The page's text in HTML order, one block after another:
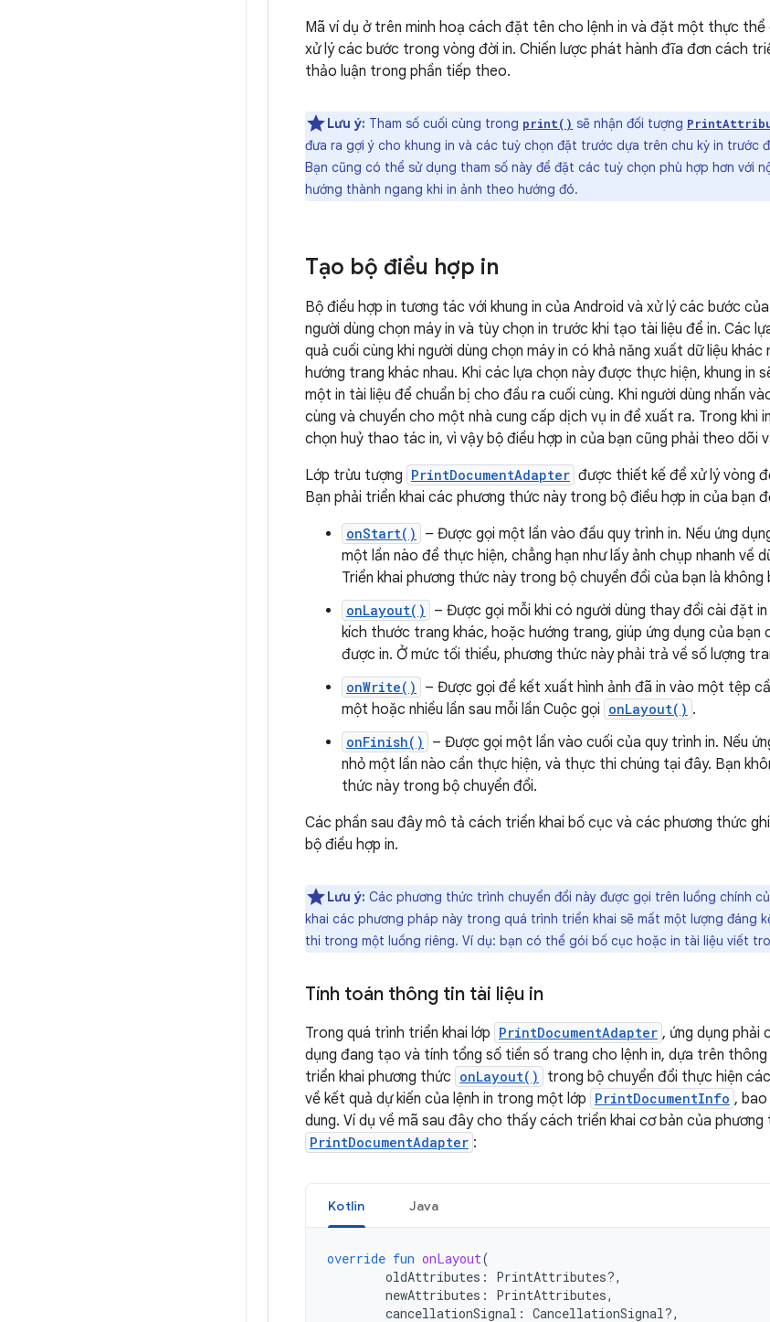
Mã ví dụ ở trên minh hoạ cách đặt tên cho lệnh in và đặt một thực thể
xử lý các bước trong vòng đời in. Chiến lược phát hành đĩa đơn cách
thảo luận trong phần tiếp theo.
Lưu ý: Tham số cuối cùng trong print() sẽ nhận đối tượng
đưa ra gợi ý cho khung in và các tuỳ chọn đặt trước dựa trên chu kỳ in trước
Bạn cũng có thể sử dụng tham số này để đặt các tuỳ chọn phù hợp hơn với
hướng thành ngang khi in ảnh theo hướng đó.
Tạo bộ điều hợp in
Bộ điều hợp in tương tác với khung in của Android và xử lý các bước
người dùng chọn máy in và tùy chọn in trước khi tạo tài liệu để in. Các
quả cuối cùng khi người dùng chọn máy in có khả năng xuất dữ liệu
hướng trang khác nhau. Khi các lựa chọn này được thực hiện, khung in
một in tài liệu để chuẩn bị cho đầu ra cuối cùng. Khi người dùng nhấn
cùng và chuyển cho một nhà cung cấp dịch vụ in để xuất ra. Trong khi
chọn huỷ thao tác in, vì vậy bộ điều hợp in của bạn cũng phải theo dõi
Lớp trừu tượng PrintDocumentAdapter được thiết kế để xử lý vòng
Bạn phải triển khai các phương thức này trong bộ điều hợp in của bạn
onStart()
– Được gọi một lần vào đầu quy trình in. Nếu ứng
một lần nào để thực hiện, chẳng hạn như lấy ảnh chụp nhanh về
Triển khai phương thức này trong bộ chuyển đổi của bạn là không
onLayout()
– Được gọi mỗi khi có người dùng thay đổi cài đặt
kích thước trang khác, hoặc hướng trang, giúp ứng dụng của
được in. Ở mức tối thiểu, phương thức này phải trả về số lượng
onWrite()
– Được gọi để kết xuất hình ảnh đã in vào một tệp
một hoặc nhiều lần sau mỗi lần Cuộc gọi onLayout() .
onFinish()
– Được gọi một lần vào cuối của quy trình in. Nếu
nhỏ một lần nào cần thực hiện, và thực thi chúng tại đây. Bạn
thức này trong bộ chuyển đổi.
Các phần sau đây mô tả cách triển khai bố cục và các phương thức
bộ điều hợp in.
Lưu ý: Các phương thức trình chuyển đổi này được gọi trên luồng chính
khai các phương pháp này trong quá trình triển khai sẽ mất một lượng đáng
thi trong một luồng riêng. Ví dụ: bạn có thể gói bố cục hoặc in tài liệu viết
Tính toán thông tin tài liệu in
Trong quá trình triển khai lớp PrintDocumentAdapter , ứng dụng phải
dụng đang tạo và tính tổng số tiền số trang cho lệnh in, dựa trên
triển khai phương thức onLayout()
trong bộ chuyển đổi thực hiện
về kết quả dự kiến của lệnh in trong một lớp PrintDocumentInfo ,
dung. Ví dụ về mã sau đây cho thấy cách triển khai cơ bản của phương
PrintDocumentAdapter :
Kotlin Java
override fun onLayout(
oldAttributes :
PrintAttributes?,
newAttributes : PrintAttributes,
cancellationSignal : CancellationSignal?,